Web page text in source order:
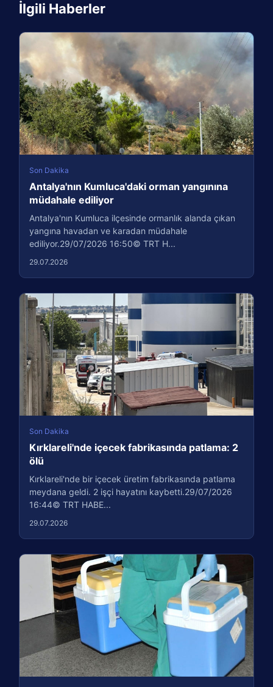
İlgili Haberler
Son Dakika
Antalya'nın Kumluca'daki orman yangınına
müdahale ediliyor
Antalya'nın Kumluca ilçesinde ormanlık alanda çıkan
yangına havadan ve karadan müdahale
ediliyor.29/07/2026 16:50© TRT H...
29.07.2026
Son Dakika
Kırklareli'nde içecek fabrikasında patlama: 2
ölü
Kırklareli'nde bir içecek üretim fabrikasında patlama
meydana geldi. 2 işçi hayatını kaybetti.29/07/2026
16:44© TRT HABE...
29.07.2026